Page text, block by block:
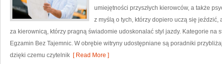
umiejętności przyszłych kierowców, a także
z myślą o tych, którzy dopiero uczą się
za kierownicą, którzy pragną świadomie udoskonalać styl jazdy. Kategorie na
Egzamin Bez Tajemnic. W obrębie witryny udostępniane są poradniki
dzięki czemu czytelnik [ Read More ]